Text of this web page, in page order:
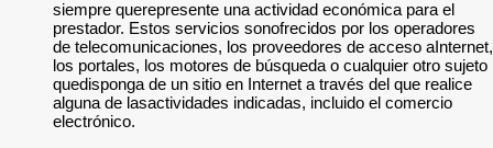
siempre querepresente una actividad económica para el
prestador. Estos servicios sonofrecidos por los operadores
de telecomunicaciones, los proveedores de acceso aInternet,
los portales, los motores de búsqueda o cualquier otro sujeto
quedisponga de un sitio en Internet a través del que realice
alguna de lasactividades indicadas, incluido el comercio
electrónico.